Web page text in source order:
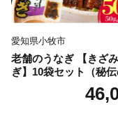
愛知県小牧市
老舗のうなぎ 【きざ
ぎ】10袋セット（秘